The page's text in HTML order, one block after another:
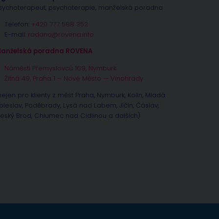
psychoterapie, manželská poradna
Telefon: +420 777 588 352
E-mail: radana@rovena.info
poradna ROVENA
Náměstí Přemyslovců 169, Nymburk
Žitná 49, Praha 1 – Nové Město — Vinohrady
pro klienty z měst Praha, Nymburk, Kolín, Mladá
Poděbrady, Lysá nad Labem, Jíčín, Čáslav,
Brod, Chlumec nad Cidlinou a dalších)